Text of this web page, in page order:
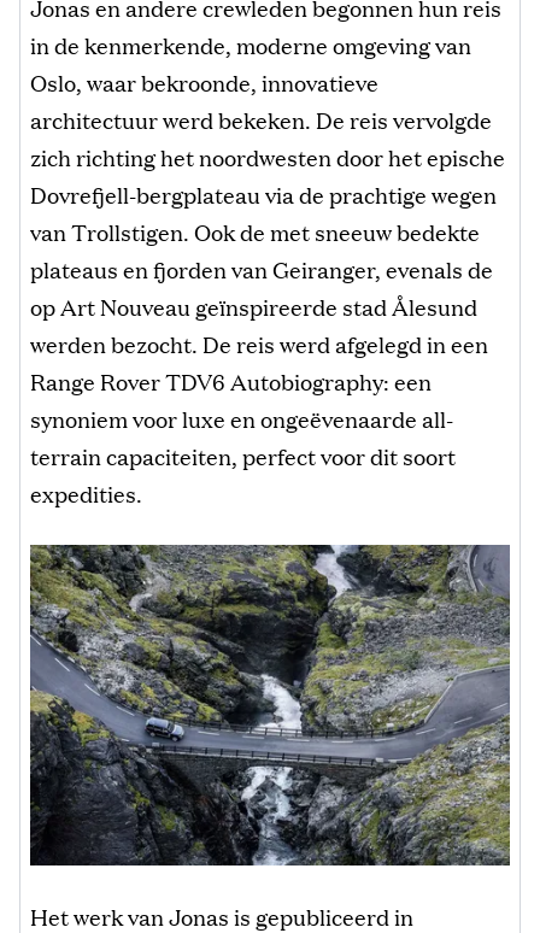
Jonas en andere crewleden begonnen hun reis
in de kenmerkende, moderne omgeving van
Oslo, waar bekroonde, innovatieve
architectuur werd bekeken. De reis vervolgde
zich richting het noordwesten door het epische
Dovrefjell-bergplateau via de prachtige wegen
van Trollstigen. Ook de met sneeuw bedekte
plateaus en fjorden van Geiranger, evenals de
op Art Nouveau geïnspireerde stad Ålesund
werden bezocht. De reis werd afgelegd in een
Range Rover TDV6 Autobiography: een
synoniem voor luxe en ongeëvenaarde all-
terrain capaciteiten, perfect voor dit soort
expedities.
Het werk van Jonas is gepubliceerd in